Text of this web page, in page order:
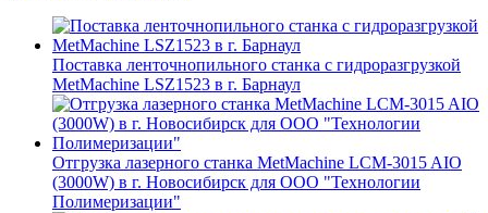
Поставка ленточнопильного станка c гидроразгрузкой
MetMachine LSZ1523 в г. Барнаул
Отгрузка лазерного станка MetMachine LCM-3015 AIO
(3000W) в г. Новосибирск для ООО "Технологии
Полимеризации"